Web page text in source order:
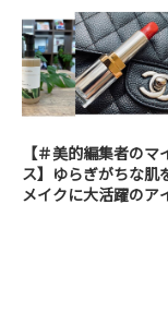
【＃美的編集者のマ
ス】ゆらぎがちな肌
メイクに大活躍のア